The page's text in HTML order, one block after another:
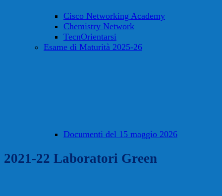
Cisco Networking Academy
Chemistry Network
TecnOrientarsi
Esame di Maturità 2025-26
Documenti del 15 maggio 2026
2021-22 Laboratori Green